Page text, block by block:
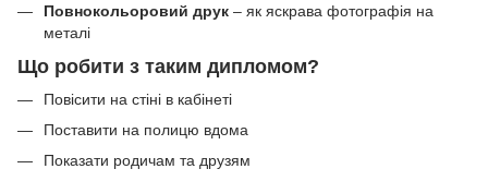
Повнокольоровий друк – як яскрава фотографія на
металі
Що робити з таким дипломом?
Повісити на стіні в кабінеті
Поставити на полицю вдома
Показати родичам та друзям